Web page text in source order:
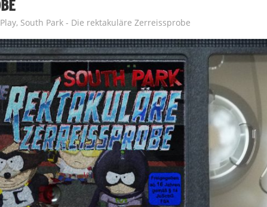
, South Park - Die rektakuläre Zerreissprobe